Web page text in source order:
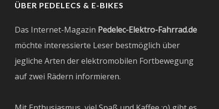
ÜBER PEDELECS & E-BIKES
Das Internet-Magazin Pedelec-Elektro-Fahrrad.de
möchte interessierte Leser bestmöglich über
jegliche Arten der elektromobilen Fortbewegung
auf zwei Rädern informieren.